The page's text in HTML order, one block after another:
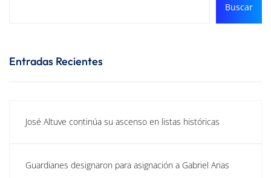
Buscar
Entradas Recientes
José Altuve continúa su ascenso en listas históricas
Guardianes designaron para asignación a Gabriel Arias